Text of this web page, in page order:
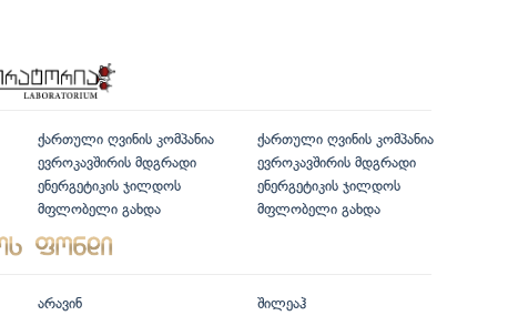
ქართული ღვინის კომპანია
ევროკავშირის მდგრადი
ენერგეტიკის ჯილდოს
მფლობელი გახდა
ქართული ღვინის კომპანია
ევროკავშირის მდგრადი
ენერგეტიკის ჯილდოს
მფლობელი გახდა
არავინ შილეაჰ